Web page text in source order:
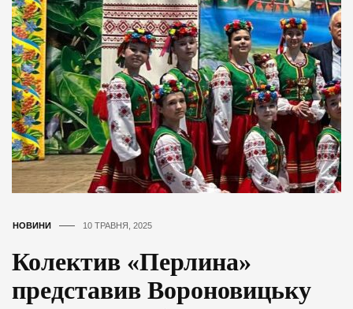
НОВИНИ 10 ТРАВНЯ, 2025
Колектив «Перлина»
представив Вороновицьку